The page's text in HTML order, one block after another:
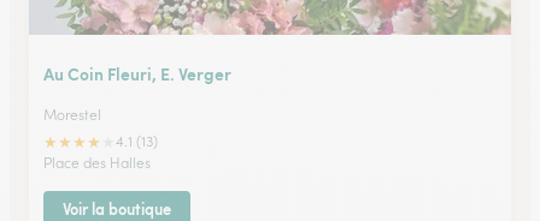
Au Coin Fleuri, E. Verger
Morestel
★★★★
4.1 (13)
Place des Halles
Voir la boutique